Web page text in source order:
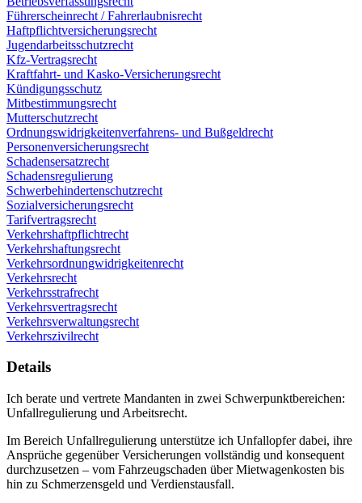
Führerscheinrecht / Fahrerlaubnisrecht
Haftpflichtversicherungsrecht
Jugendarbeitsschutzrecht
Kfz-Vertragsrecht
Kraftfahrt- und Kasko-Versicherungsrecht
Kündigungsschutz
Mitbestimmungsrecht
Mutterschutzrecht
Ordnungswidrigkeitenverfahrens- und Bußgeldrecht
Personenversicherungsrecht
Schadensersatzrecht
Schadensregulierung
Schwerbehindertenschutzrecht
Sozialversicherungsrecht
Tarifvertragsrecht
Verkehrshaftpflichtrecht
Verkehrshaftungsrecht
Verkehrsordnungwidrigkeitenrecht
Verkehrsrecht
Verkehrsstrafrecht
Verkehrsvertragsrecht
Verkehrsverwaltungsrecht
Verkehrszivilrecht
Details
Ich berate und vertrete Mandanten in zwei Schwerpunktbereichen:
Unfallregulierung und Arbeitsrecht.
Im Bereich Unfallregulierung unterstütze ich Unfallopfer dabei, ihre
Ansprüche gegenüber Versicherungen vollständig und konsequent
durchzusetzen – vom Fahrzeugschaden über Mietwagenkosten bis
hin zu Schmerzensgeld und Verdienstausfall.